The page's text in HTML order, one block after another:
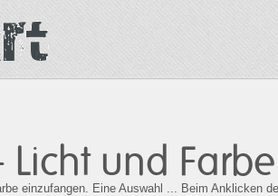
und Farbe
einzufangen. Eine Auswahl ... Beim Anklicken